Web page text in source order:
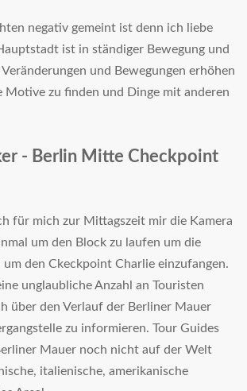
negativ gemeint ist denn ich liebe
ist in ständiger Bewegung und
und Bewegungen erhöhen
Motive zu finden und Dinge mit anderen
- Berlin Mitte Checkpoint
für mich zur Mittagszeit mir die Kamera
um den Block zu laufen um die
den Ckeckpoint Charlie einzufangen.
unglaubliche Anzahl an Touristen
über den Verlauf der Berliner Mauer
zu informieren. Tour Guides
Mauer noch nicht auf der Welt
italienische, amerikanische